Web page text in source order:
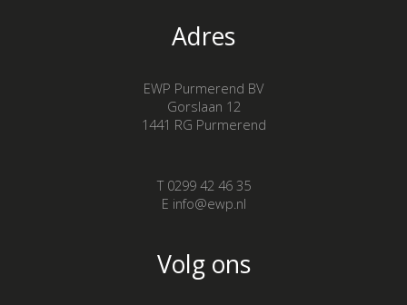
Adres
EWP Purmerend BV
Gorslaan 12
1441 RG Purmerend
T 0299 42 46 35
E info@ewp.nl
Volg ons